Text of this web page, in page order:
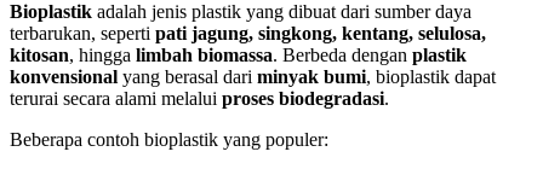
Bioplastik adalah jenis plastik yang dibuat dari sumber daya
terbarukan, seperti pati jagung, singkong, kentang, selulosa,
kitosan, hingga limbah biomassa. Berbeda dengan plastik
konvensional yang berasal dari minyak bumi, bioplastik dapat
terurai secara alami melalui proses biodegradasi.
Beberapa contoh bioplastik yang populer: